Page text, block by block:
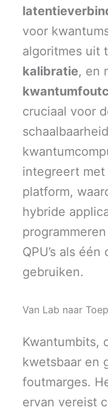
voor
algoritmes uit
kalibratie, en
cruciaal voor
integreert met
platform,
hybride
programmeren
QPU’s als
gebruiken.
Van Lab naar
Kwantumbits,
kwetsbaar en
foutmarges.
ervan vereist